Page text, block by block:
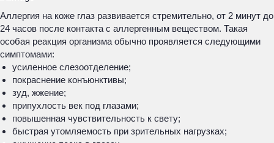
Аллергия на коже глаз развивается стремительно, от 2 минут до
24 часов после контакта с аллергенным веществом. Такая
особая реакция организма обычно проявляется следующими
симптомами:
усиленное слезоотделение;
покраснение конъюнктивы;
зуд, жжение;
припухлость век под глазами;
повышенная чувствительность к свету;
быстрая утомляемость при зрительных нагрузках;